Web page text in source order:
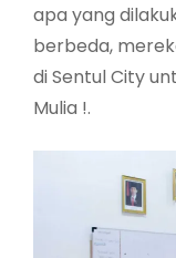
apa yang
berbeda,
di Sentul City
Mulia !.